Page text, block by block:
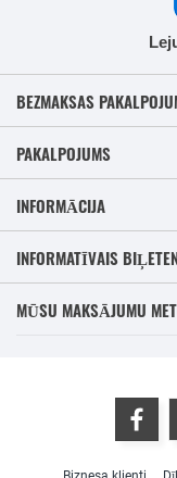
BEZMAKSAS
PAKALPOJUMS
INFORMĀCIJA
INFORMATĪVAIS
MŪSU MAKSĀJUMU